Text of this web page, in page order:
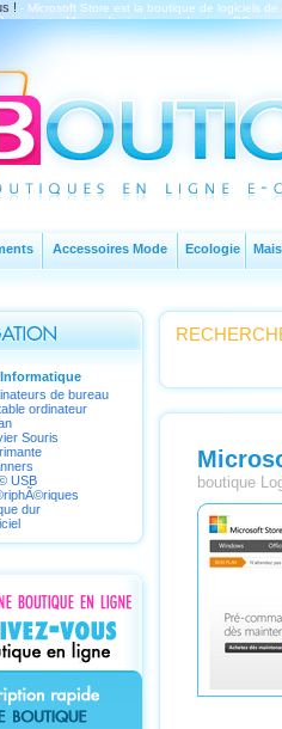
! - Microsoft Store est la boutique de logiciels
etc. Microsoft, c'est aussi des jeux PC
Accessoires Mode Ecologie
de bureau
ordinateur
Souris
USB
dur
boutique